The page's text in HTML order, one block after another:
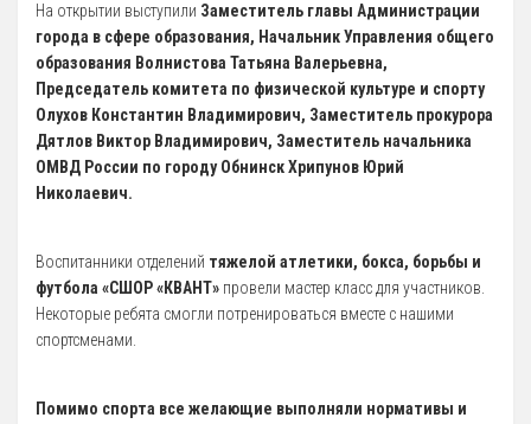
Зал сухого плавания
На открытии выступили Заместитель главы Администрации
города в сфере образования, Начальник Управления общего
образования Волнистова Татьяна Валерьевна,
Председатель комитета по физической культуре и спорту
Олухов Константин Владимирович, Заместитель прокурора
Дятлов Виктор Владимирович, Заместитель начальника
ОМВД России по городу Обнинск Хрипунов Юрий
Николаевич.
Воспитанники отделений тяжелой атлетики, бокса, борьбы и
футбола «СШОР «КВАНТ» провели мастер класс для участников.
Некоторые ребята смогли потренироваться вместе с нашими
спортсменами.
Помимо спорта все желающие выполняли нормативы и